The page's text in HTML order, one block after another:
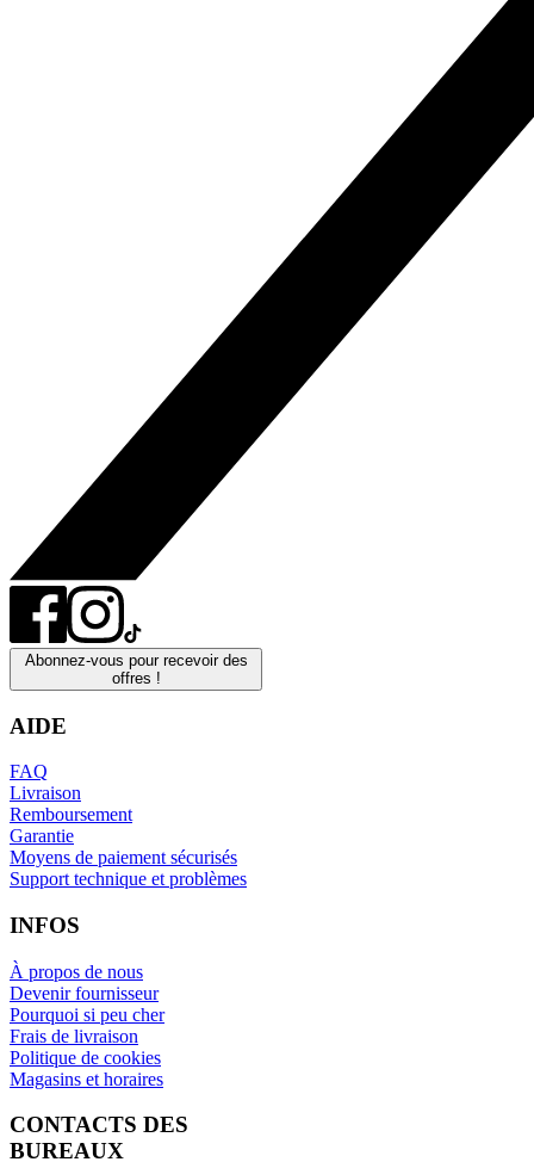
Abonnez-vous pour recevoir des
offres !
AIDE
FAQ
Livraison
Remboursement
Garantie
Moyens de paiement sécurisés
Support technique et problèmes
INFOS
À propos de nous
Devenir fournisseur
Pourquoi si peu cher
Frais de livraison
Politique de cookies
Magasins et horaires
CONTACTS DES
BUREAUX